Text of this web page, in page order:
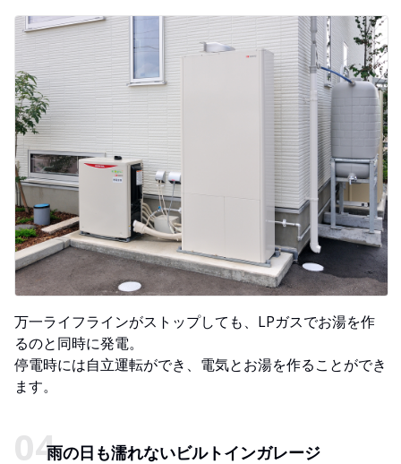
万一ライフラインがストップしても、LPガスでお湯を作
るのと同時に発電。
停電時には自立運転ができ、電気とお湯を作ることができ
ます。
雨の日も濡れないビルトインガレージ